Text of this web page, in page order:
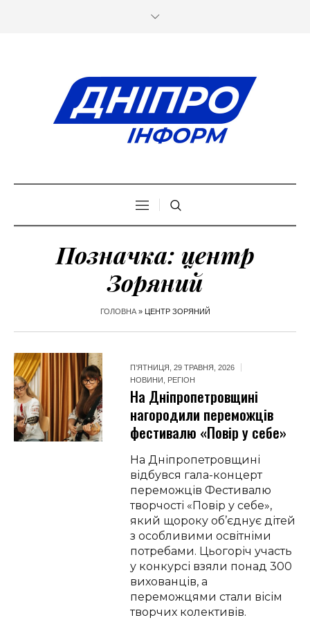
Позначка: центр
Зоряний
ГОЛОВНА» ЦЕНТР ЗОРЯНИЙ
П’ЯТНИЦЯ, 29 ТРАВНЯ, 2026
НОВИНИ
РЕГІОН
На Дніпропетровщині
нагородили переможців
фестивалю «Повір у себе»
На Дніпропетровщині
відбувся гала-концерт
переможців Фестивалю
творчості «Повір у себе»,
який щороку об’єднує дітей
з особливими освітніми
потребами. Цьогоріч участь
у конкурсі взяли понад 300
вихованців, а
переможцями стали вісім
творчих колективів.